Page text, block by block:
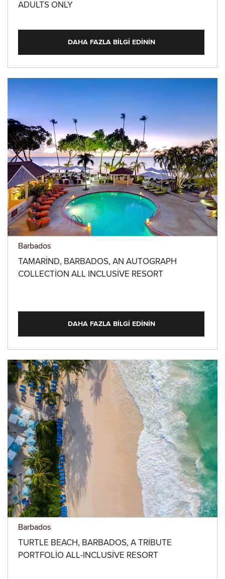
ADULTS ONLY
DAHA FAZLA BILGI EDININ
Barbados
TAMARIND, BARBADOS, AN AUTOGRAPH
COLLECTION ALL INCLUSIVE RESORT
DAHA FAZLA BILGI EDININ
Barbados
TURTLE BEACH, BARBADOS, A TRIBUTE
PORTFOLIO ALL-INCLUSIVE RESORT